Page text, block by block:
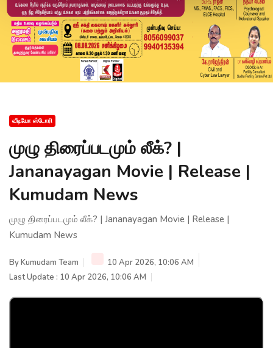
வீடியோ ஸ்டோரி
முழு திரைப்படமும் லீக்? |
Jananayagan Movie | Release |
Kumudam News
முழு திரைப்படமும் லீக்? | Jananayagan Movie | Release |
Kumudam News
ByKumudam Team
10 Apr 2026, 10:06 AM
Last Update : 10 Apr 2026, 10:06 AM